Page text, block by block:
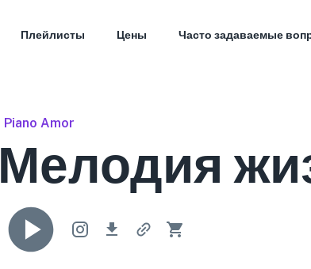
Плейлисты Цены Часто задаваемые
Piano Amor
Мелодия